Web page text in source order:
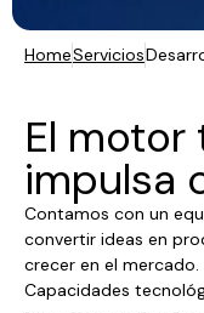
HomeServicios
El
impulsa
Contamos con un
convertir ideas en
crecer en el mercado.
Capacidades